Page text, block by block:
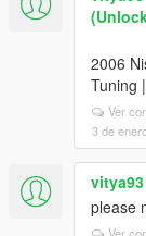
2006
Tuning
Ver
3 de
vitya93
please